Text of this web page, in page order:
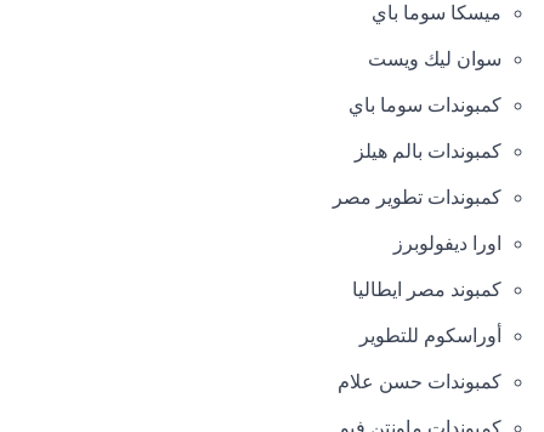
ميسكا سوما باي
سوان ليك ويست
كمبوندات سوما باي
كمبوندات بالم هيلز
كمبوندات تطوير مصر
اورا ديفولوبرز
كمبوند مصر ايطاليا
أوراسكوم للتطوير
كمبوندات حسن علام